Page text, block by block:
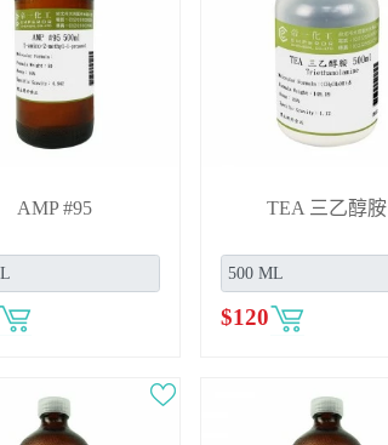
AMP #95 TEA 三乙醇胺
$120